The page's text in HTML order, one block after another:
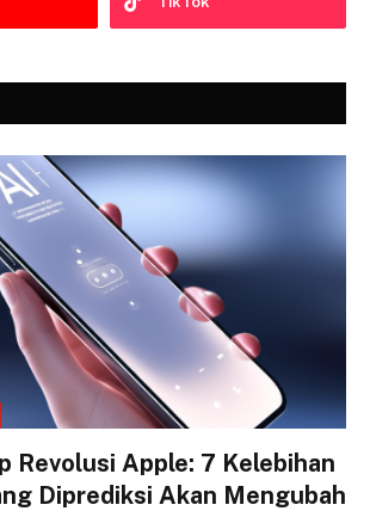
Revolusi Apple: 7 Kelebihan
Diprediksi Akan Mengubah